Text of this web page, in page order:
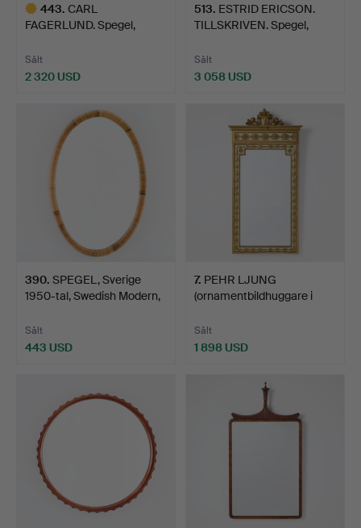
443. CARL
FAGERLUND. Spegel,
Sålt
2 320 USD
513. ESTRID ERICSON.
TILLSKRIVEN. Spegel,
Sålt
3 058 USD
390. SPEGEL, Sverige
1950-tal, Swedish Modern,
Sålt
443 USD
7. PEHR LJUNG
(ornamentbildhuggare i
Sålt
1 898 USD